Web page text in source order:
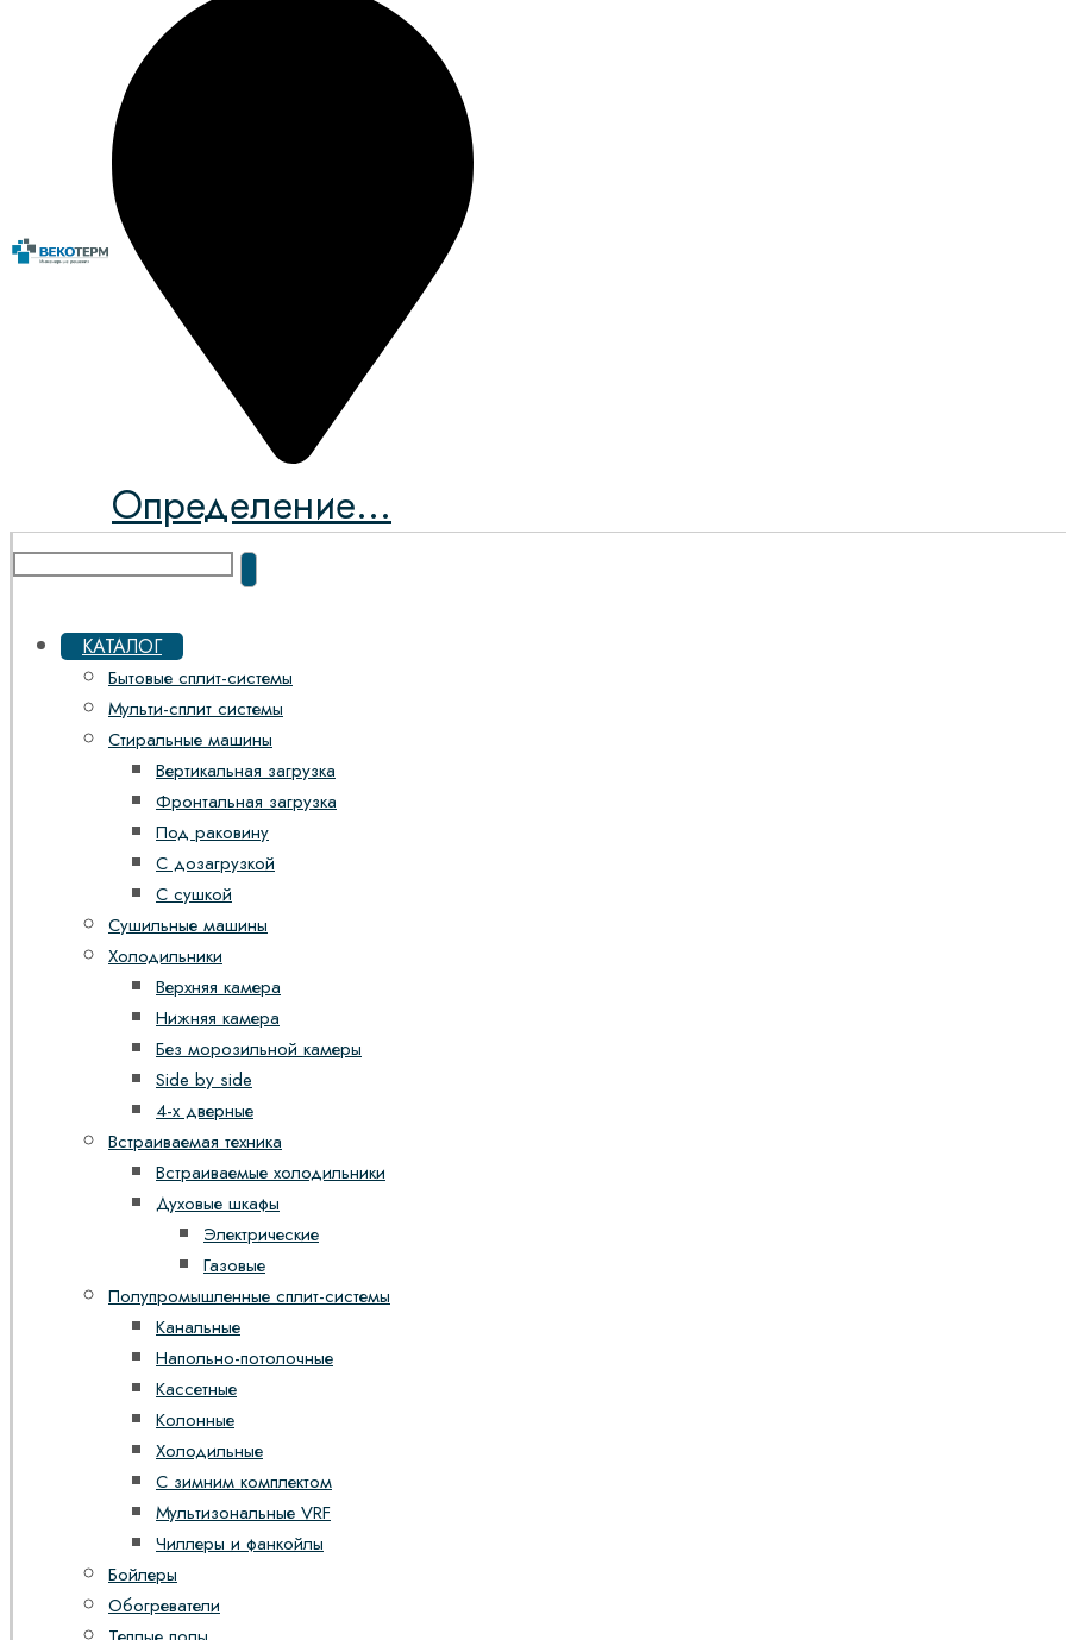
Определение...
КАТАЛОГ
Бытовые сплит-системы
Мульти-сплит системы
Стиральные машины
Вертикальная загрузка
Фронтальная загрузка
Под раковину
С дозагрузкой
С сушкой
Сушильные машины
Холодильники
Верхняя камера
Нижняя камера
Без морозильной камеры
Side by side
4-х дверные
Встраиваемая техника
Встраиваемые холодильники
Духовые шкафы
Электрические
Газовые
Полупромышленные сплит-системы
Канальные
Напольно-потолочные
Кассетные
Колонные
Холодильные
С зимним комплектом
Мультизональные VRF
Чиллеры и фанкойлы
Бойлеры
Обогреватели